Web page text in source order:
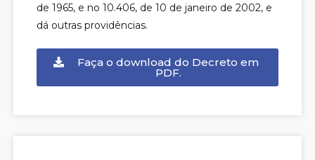
de 1965, e no 10.406, de 10 de janeiro de 2002, e
dá outras providências.
Faça o download do Decreto em
PDF.